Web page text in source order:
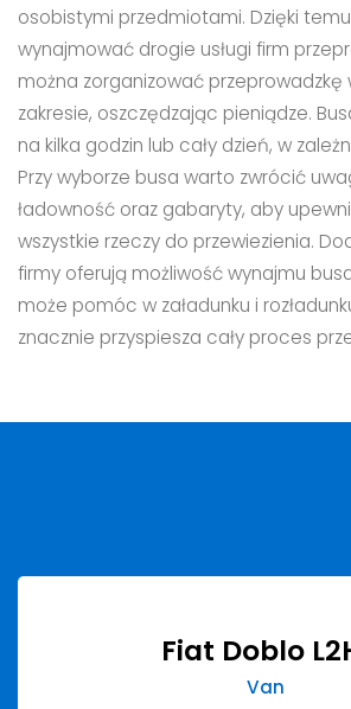
osobistymi przedmiotami. Dzięki
wynajmować drogie usługi firm
można zorganizować przeprowadzkę
zakresie, oszczędzając pieniądze.
na kilka godzin lub cały dzień, w
Przy wyborze busa warto zwrócić
ładowność oraz gabaryty, aby
wszystkie rzeczy do przewiezienia.
firmy oferują możliwość wynajmu
może pomóc w załadunku i
znacznie przyspiesza cały proces
Fiat Doblo
Van